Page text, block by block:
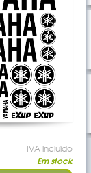
IVA incluído
Em stock